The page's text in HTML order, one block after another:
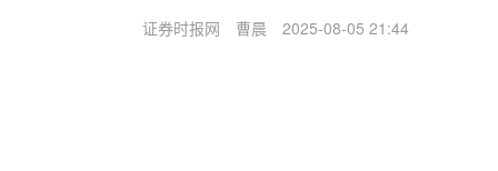
证券时报网 曹晨 2025-08-05 21:44